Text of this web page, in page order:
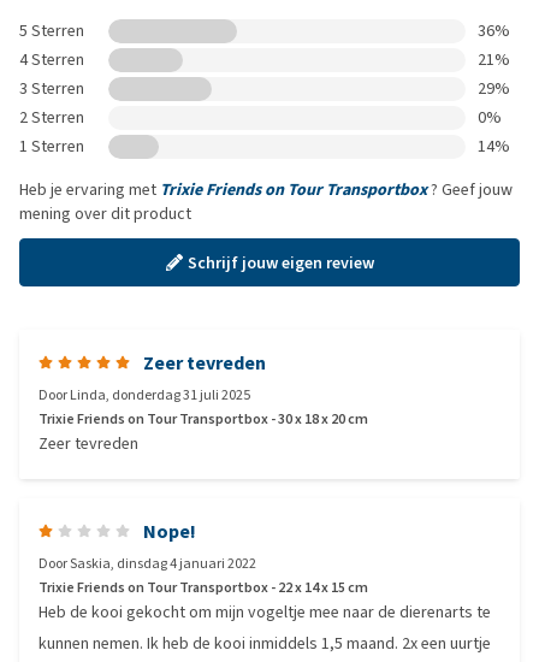
5 Sterren
36%
4 Sterren
21%
3 Sterren
29%
2 Sterren
0%
1 Sterren
14%
Heb je ervaring met Trixie Friends on Tour Transportbox? Geef jouw
mening over dit product
Schrijf jouw eigen review
Zeer tevreden
DoorLinda, donderdag 31 juli 2025
Trixie Friends on Tour Transportbox - 30 x 18 x 20 cm
Zeer tevreden
Nope!
DoorSaskia, dinsdag 4 januari 2022
Trixie Friends on Tour Transportbox - 22 x 14 x 15 cm
Heb de kooi gekocht om mijn vogeltje mee naar de dierenarts te
kunnen nemen. Ik heb de kooi inmiddels 1,5 maand. 2x een uurtje